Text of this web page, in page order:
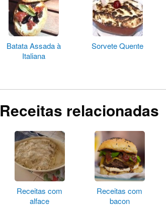
Batata Assada à
Italiana
Sorvete Quente
Receitas relacionadas
Receitas com
alface
Receitas com
bacon